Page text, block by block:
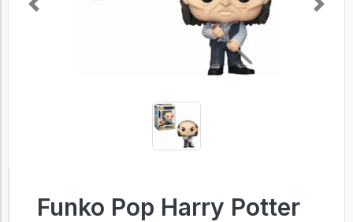
Previous Next
Funko Pop Harry Potter